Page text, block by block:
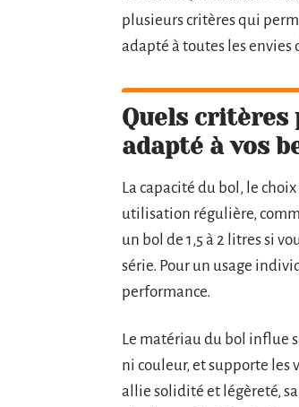
plusieurs critères qui
adapté à toutes les
Quels
adapté à vos
La capacité du bol, le
utilisation régulière,
un bol de 1,5 à 2 litres si
série. Pour un usage
performance.
Le matériau du bol influe
ni couleur, et supporte les
allie solidité et légèreté,